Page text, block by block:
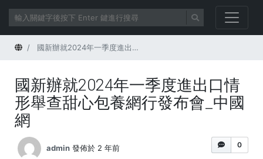
首頁 國新辦就2024年一季度進出口情形舉查甜心包養網行發布會_中國網
國新辦就2024年一季度進出口情
形舉查甜心包養網行發布會_中國
網
0
admin 發佈於 2 年前